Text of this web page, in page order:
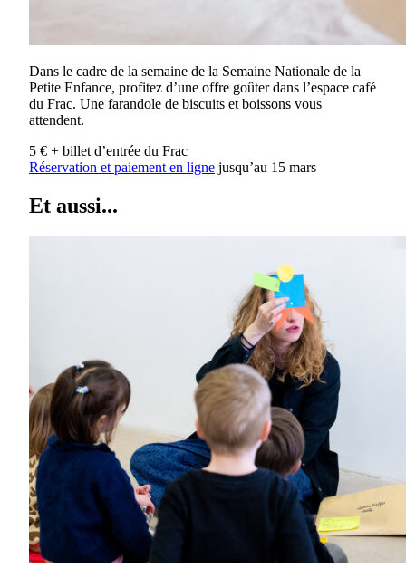
Dans le cadre de la semaine de la Semaine Nationale de la
Petite Enfance, profitez d’une offre goûter dans l’espace café
du Frac. Une farandole de biscuits et boissons vous
attendent.
5 € + billet d’entrée du Frac
Réservation et paiement en ligne jusqu’au 15 mars
Et aussi...